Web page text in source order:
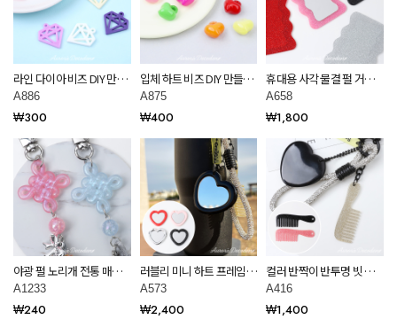
라인 다이아 비즈 DIY 만들
기 공예 재료 키링 부자재
A886
A886
₩300
입체 하트 비즈 DIY 만들기
공예 재료 키링 부자재
A875
A875
₩400
휴대용 사각 물결 펄 거울
만들기 diy 재료 A658
A658
₩1,800
야광 펄 노리개 전통 매듭
장식 비즈 키링 재료 A1233
A1233
₩240
러블리 미니 하트 프레임
거울 만들기 diy 재료 A573
A573
₩2,400
컬러 반짝이 반투명 빗 키
링 diy 만들기 키링 재료
A416
A416
₩1,400